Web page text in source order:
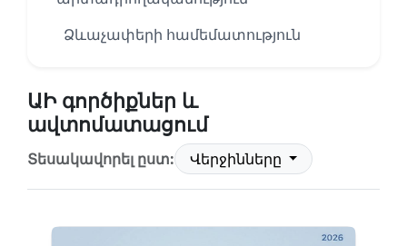
Ձևաչափերի համեմատություն
ԱԻ գործիքներ և
ավտոմատացում
Տեսակավորել ըստ: Վերջինները